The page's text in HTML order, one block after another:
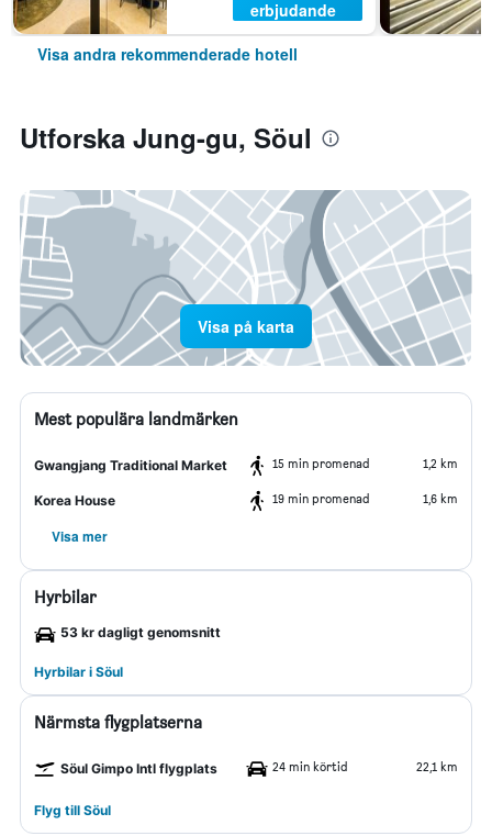
erbjudande
Visa andra rekommenderade hotell
Utforska Jung-gu, Söul
Visa på karta
Mest populära landmärken
Gwangjang Traditional Market 15 min promenad 1,2 km
Korea House 19 min promenad 1,6 km
Visa mer
Hyrbilar
53 kr dagligt genomsnitt
Hyrbilar i Söul
Närmsta flygplatserna
Söul Gimpo Intl flygplats 24 min körtid 22,1 km
Flyg till Söul